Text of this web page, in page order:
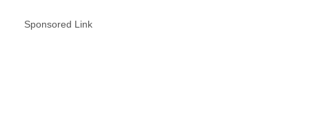
Sponsored Link